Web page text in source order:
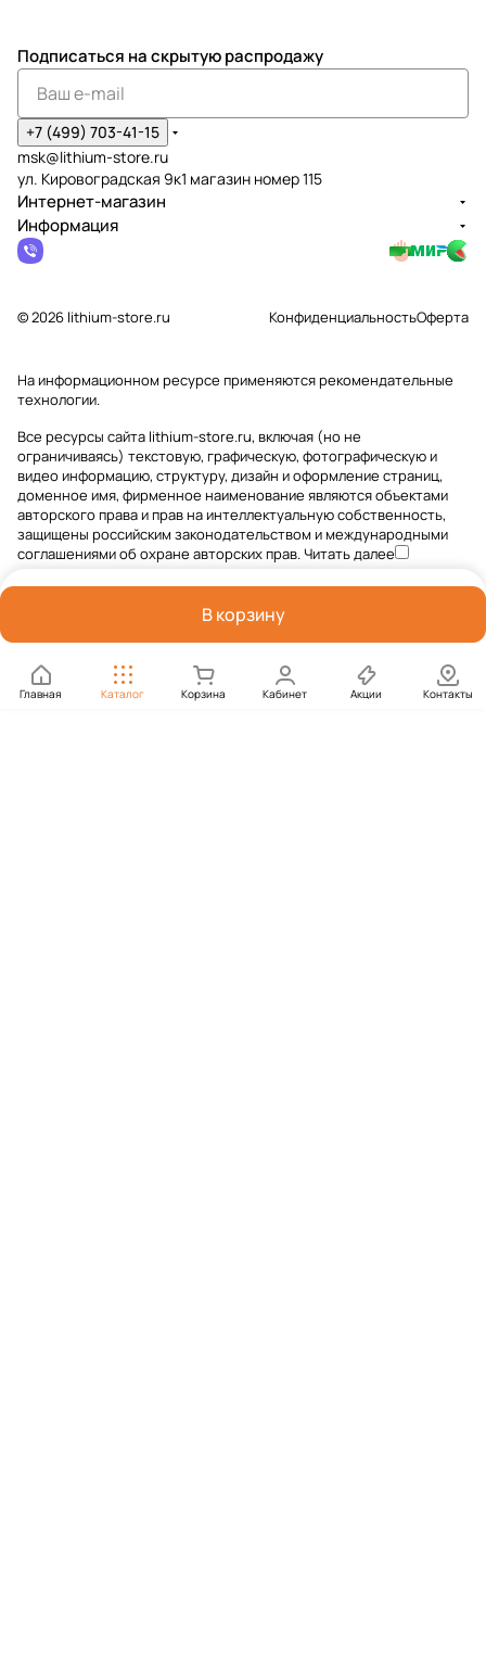
В корзину
Главная Каталог Корзина Кабинет Акции Контакты
Подписаться на скрытую распродажу
+7 (499) 703-41-15
msk@lithium-store.ru
ул. Кировоградская 9к1 магазин номер 115
Интернет-магазин
Информация
© 2026 lithium-store.ru КонфиденциальностьОферта
На информационном ресурсе применяютсярекомендательные
технологии.
Все ресурсы сайта lithium-store.ru, включая (но не
ограничиваясь) текстовую, графическую, фотографическую и
видео информацию, структуру, дизайн и оформление страниц,
доменное имя, фирменное наименование являются объектами
авторского права и прав на интеллектуальную собственность,
защищены российским законодательством и международными
соглашениями об охране авторских прав.Читать далее